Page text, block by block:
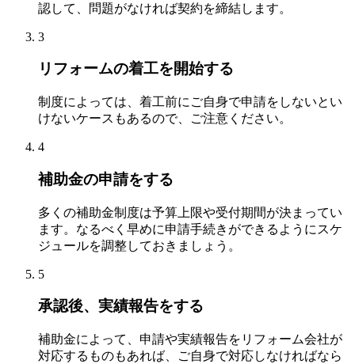
認して、問題がなければ契約を締結します。
3
リフォームの着工を開始する
制度によっては、着工前にご自身で申請をしないとい
けないケースもあるので、ご注意ください。
4
補助金の申請をする
多くの補助金制度は予算上限や受付期間が決まってい
ます。なるべく早めに申請手続きができるようにスケ
ジュールを調整しておきましょう。
5
承認後、実績報告をする
補助金によって、申請や実績報告をリフォーム会社が
対応するものもあれば、ご自身で対応しなければなら